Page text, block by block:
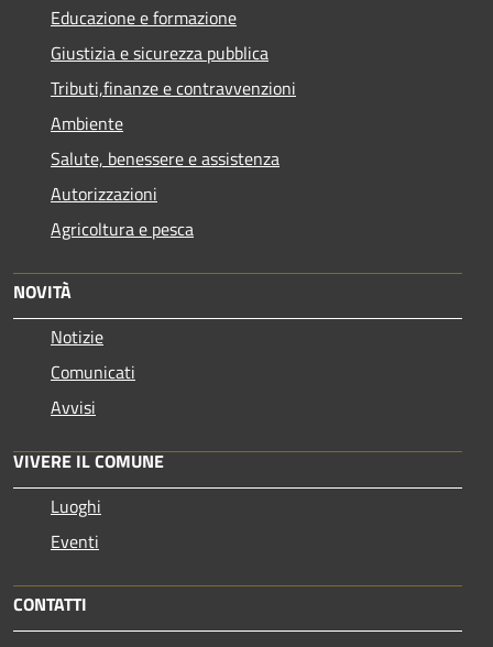
Educazione e formazione
Giustizia e sicurezza pubblica
Tributi,finanze e contravvenzioni
Ambiente
Salute, benessere e assistenza
Autorizzazioni
Agricoltura e pesca
NOVITÀ
Notizie
Comunicati
Avvisi
VIVERE IL COMUNE
Luoghi
Eventi
CONTATTI